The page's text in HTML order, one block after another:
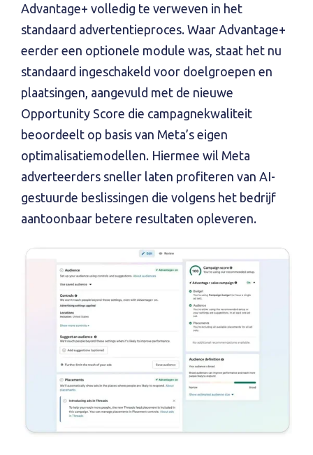
Advantage+ volledig te verweven in het
standaard advertentieproces. Waar Advantage+
eerder een optionele module was, staat het nu
standaard ingeschakeld voor doelgroepen en
plaatsingen, aangevuld met de nieuwe
Opportunity Score die campagnekwaliteit
beoordeelt op basis van Meta’s eigen
optimalisatiemodellen. Hiermee wil Meta
adverteerders sneller laten profiteren van AI-
gestuurde beslissingen die volgens het bedrijf
aantoonbaar betere resultaten opleveren.